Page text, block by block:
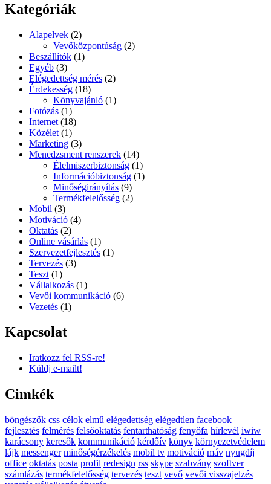
Kategóriák
Alapelvek (2)
Vevőközpontúság (2)
Beszállítók (1)
Egyéb (3)
Elégedettség mérés (2)
Érdekesség (18)
Könyvajánló (1)
Fotózás (1)
Internet (18)
Közélet (1)
Marketing (3)
Menedzsment renszerek (14)
Élelmiszerbiztonság (1)
Információbiztonság (1)
Minőségirányítás (9)
Termékfelelősség (2)
Mobil (3)
Motiváció (4)
Oktatás (2)
Online vásárlás (1)
Szervezetfejlesztés (1)
Tervezés (3)
Teszt (1)
Vállalkozás (1)
Vevői kommunikáció (6)
Vezetés (1)
Kapcsolat
Iratkozz fel RSS-re!
Küldj e-mailt!
Cimkék
böngészők css célok elmű elégedettség elégedtlen facebook
fejlesztés felmérés felsőoktatás fentarthatóság fenyőfa hírlevél iwiw
karácsony keresők kommunikáció kérdőív könyv környezetvédelem
lájk messenger minőségérzékelés mobil tv motiváció máv nyugdíj
office oktatás posta profil redesign rss skype szabvány szoftver
számlázás termékfelelősség tervezés teszt vevő vevői visszajelzés